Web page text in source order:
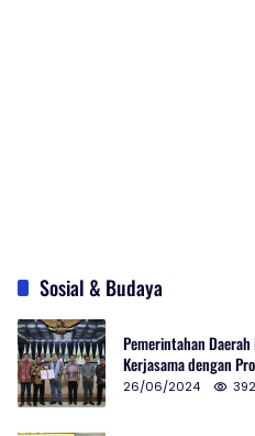
Sosial & Budaya
Pemerintahan
Kerjasama dengan
Selatan
26/06/2024